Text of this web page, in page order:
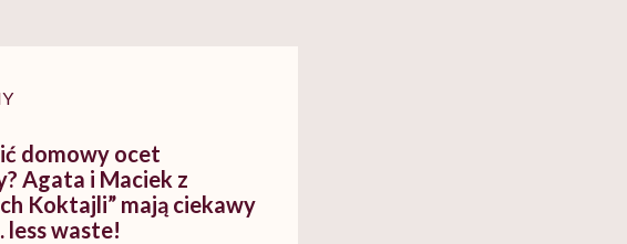
domowy ocet
Agata i Maciek z
Koktajli” mają ciekawy
less waste!